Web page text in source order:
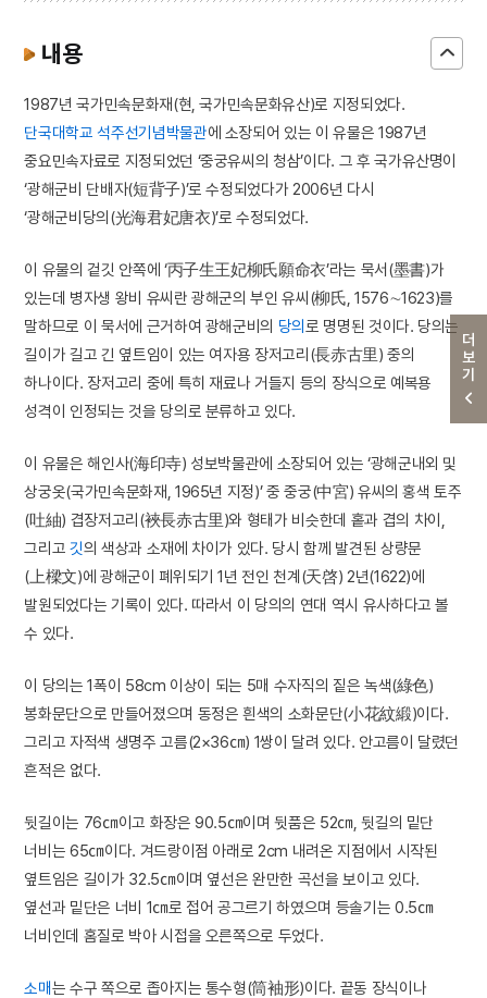
더보기
내용
1987년 국가민속문화재(현, 국가민속문화유산)로 지정되었다.
단국대학교 석주선기념박물관에 소장되어 있는 이 유물은 1987년
중요민속자료로 지정되었던 ‘중궁유씨의 청삼’이다. 그 후 국가유산명이
‘광해군비 단배자(短背子)’로 수정되었다가 2006년 다시
‘광해군비당의(光海君妃唐衣)’로 수정되었다.
이 유물의 겉깃 안쪽에 ‘丙子生王妃柳氏願命衣’라는 묵서(墨書)가
있는데 병자생 왕비 유씨란 광해군의 부인 유씨(柳氏, 1576∼1623)를
말하므로 이 묵서에 근거하여 광해군비의 당의로 명명된 것이다. 당의는
길이가 길고 긴 옆트임이 있는 여자용 장저고리(長赤古里) 중의
하나이다. 장저고리 중에 특히 재료나 거들지 등의 장식으로 예복용
성격이 인정되는 것을 당의로 분류하고 있다.
이 유물은 해인사(海印寺) 성보박물관에 소장되어 있는 ‘광해군내외 및
상궁옷(국가민속문화재, 1965년 지정)’ 중 중궁(中宮) 유씨의 홍색 토주
(吐紬) 겹장저고리(裌長赤古里)와 형태가 비슷한데 홑과 겹의 차이,
그리고깃의 색상과 소재에 차이가 있다. 당시 함께 발견된 상량문
(上樑文)에 광해군이 폐위되기 1년 전인 천계(天啓) 2년(1622)에
발원되었다는 기록이 있다. 따라서 이 당의의 연대 역시 유사하다고 볼
수 있다.
이 당의는 1폭이 58cm 이상이 되는 5매 수자직의 짙은 녹색(綠色)
봉화문단으로 만들어졌으며 동정은 흰색의 소화문단(小花紋緞)이다.
그리고 자적색 생명주 고름(2×36㎝) 1쌍이 달려 있다. 안고름이 달렸던
흔적은 없다.
뒷길이는 76㎝이고 화장은 90.5㎝이며 뒷품은 52㎝, 뒷길의 밑단
너비는 65㎝이다. 겨드랑이점 아래로 2cm 내려온 지점에서 시작된
옆트임은 길이가 32.5㎝이며 옆선은 완만한 곡선을 보이고 있다.
옆선과 밑단은 너비 1㎝로 접어 공그르기 하였으며 등솔기는 0.5㎝
너비인데 홈질로 박아 시접을 오른쪽으로 두었다.
소매는 수구 쪽으로 좁아지는 통수형(筒袖形)이다. 끝동 장식이나